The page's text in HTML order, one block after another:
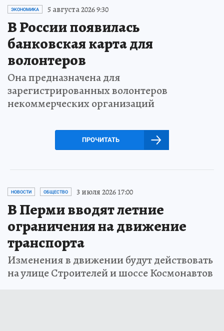
ЭКОНОМИКА 5 августа 2026 9:30
В России появилась
банковская карта для
волонтеров
Она предназначена для
зарегистрированных волонтеров
некоммерческих организаций
ПРОЧИТАТЬ
НОВОСТИ ОБЩЕСТВО 3 июля 2026 17:00
В Перми вводят летние
ограничения на движение
транспорта
Изменения в движении будут действовать
на улице Строителей и шоссе Космонавтов